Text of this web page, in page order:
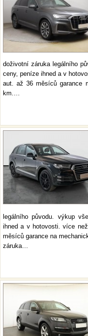
doživotní záruka legálního
ceny, peníze ihned a v
aut. až 36 měsíců garance
km.…
legálního původu. výkup
ihned a v hotovosti. více
měsíců garance na
záruka…